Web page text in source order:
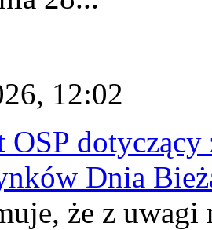
12:02
dotyczący
Dnia
że z uwagi